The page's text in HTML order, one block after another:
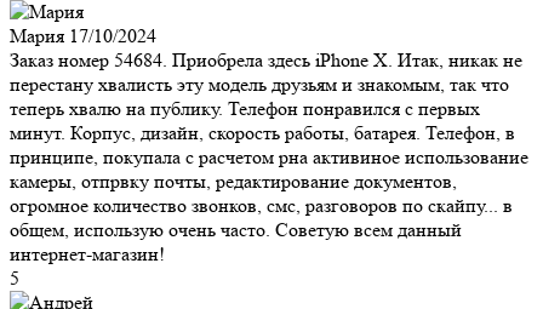
Мария 17/10/2024
Заказ номер 54684. Приобрела здесь iPhone X. Итак, никак не
перестану хвалисть эту модель друзьям и знакомым, так что
теперь хвалю на публику. Телефон понравился с первых
минут. Корпус, дизайн, скорость работы, батарея. Телефон, в
принципе, покупала с расчетом рна активиное использование
камеры, отпрвку почты, редактирование документов,
огромное количество звонков, смс, разговоров по скайпу... в
общем, использую очень часто. Советую всем данный
интернет-магазин!
5